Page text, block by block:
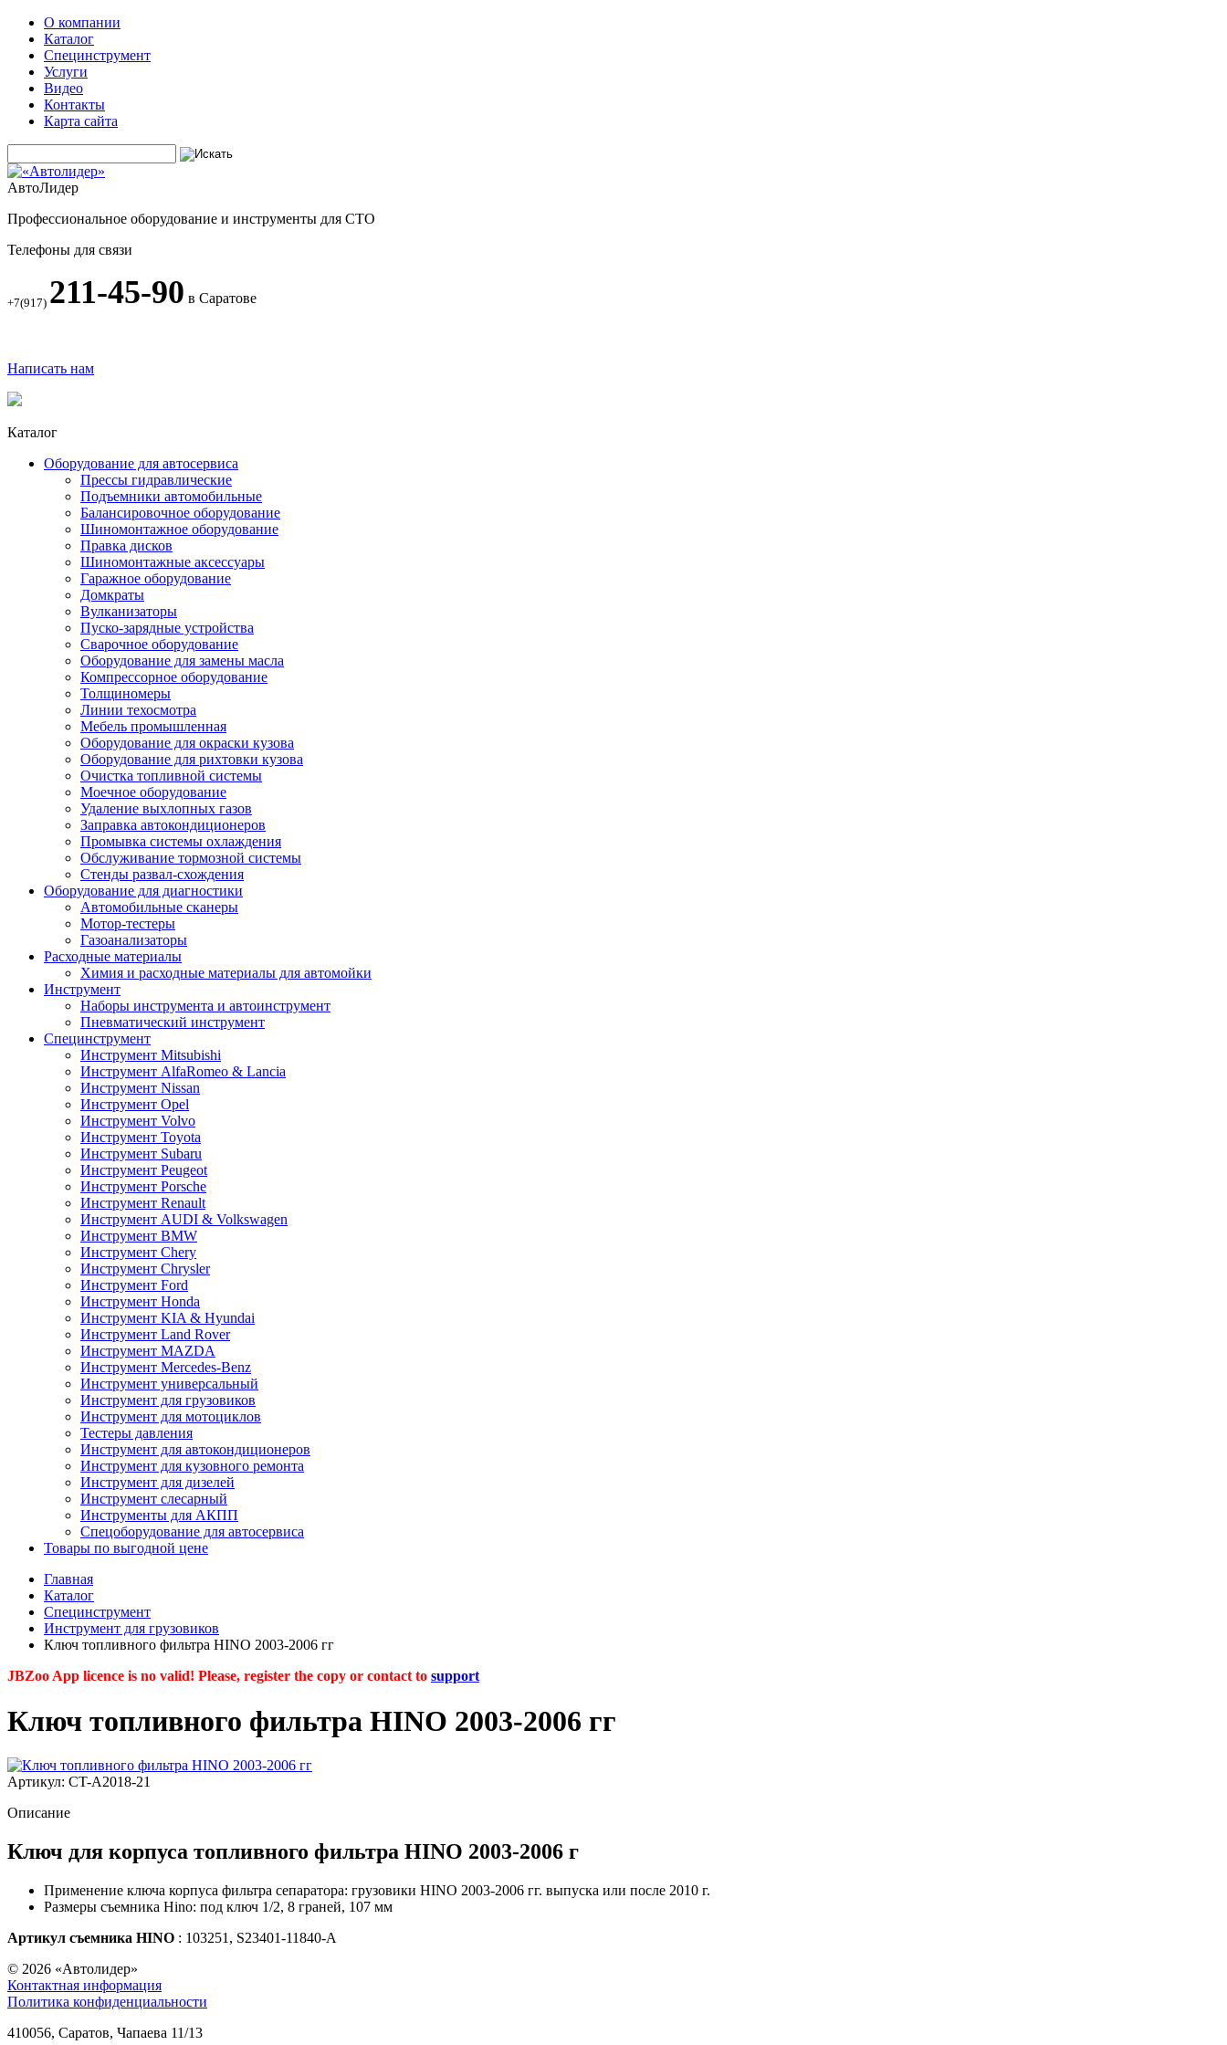
О компании
Каталог
Специнструмент
Услуги
Видео
Контакты
Карта сайта
АвтоЛидер
Профессиональное оборудование и инструменты для СТО
Телефоны для связи
+7(917) 211-45-90 в Саратове
Написать нам
Каталог
Оборудование для автосервиса
Прессы гидравлические
Подъемники автомобильные
Балансировочное оборудование
Шиномонтажное оборудование
Правка дисков
Шиномонтажные аксессуары
Гаражное оборудование
Домкраты
Вулканизаторы
Пуско-зарядные устройства
Сварочное оборудование
Оборудование для замены масла
Компрессорное оборудование
Толщиномеры
Линии техосмотра
Мебель промышленная
Оборудование для окраски кузова
Оборудование для рихтовки кузова
Очистка топливной системы
Моечное оборудование
Удаление выхлопных газов
Заправка автокондиционеров
Промывка системы охлаждения
Обслуживание тормозной системы
Стенды развал-схождения
Оборудование для диагностики
Автомобильные сканеры
Мотор-тестеры
Газоанализаторы
Расходные материалы
Химия и расходные материалы для автомойки
Инструмент
Наборы инструмента и автоинструмент
Пневматический инструмент
Специнструмент
Инструмент Mitsubishi
Инструмент AlfaRomeo & Lancia
Инструмент Nissan
Инструмент Opel
Инструмент Volvo
Инструмент Toyota
Инструмент Subaru
Инструмент Peugeot
Инструмент Porsche
Инструмент Renault
Инструмент AUDI & Volkswagen
Инструмент BMW
Инструмент Chery
Инструмент Chrysler
Инструмент Ford
Инструмент Honda
Инструмент KIA & Hyundai
Инструмент Land Rover
Инструмент MAZDA
Инструмент Mercedes-Benz
Инструмент универсальный
Инструмент для грузовиков
Инструмент для мотоциклов
Тестеры давления
Инструмент для автокондиционеров
Инструмент для кузовного ремонта
Инструмент для дизелей
Инструмент слесарный
Инструменты для АКПП
Спецоборудование для автосервиса
Товары по выгодной цене
Главная
Каталог
Специнструмент
Инструмент для грузовиков
Ключ топливного фильтра HINO 2003-2006 гг
JBZoo App licence is no valid! Please, register the copy or contact to support
Ключ топливного фильтра HINO 2003-2006 гг
Артикул: CT-A2018-21
Описание
Ключ для корпуса топливного фильтра HINO 2003-2006 г
Применение ключа корпуса фильтра сепаратора: грузовики HINO 2003-2006 гг. выпуска или после 2010 г.
Размеры съемника Hino: под ключ 1/2, 8 граней, 107 мм
Артикул съемника HINO : 103251, S23401-11840-A
© 2026 «Автолидер»
Контактная информация
Политика конфиденциальности
410056, Саратов, Чапаева 11/13